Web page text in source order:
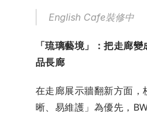
English Cafe裝修中
「琉璃藝境」：把走廊
品長廊
在走廊展示牆翻新方面，
晰、易維護」為優先，